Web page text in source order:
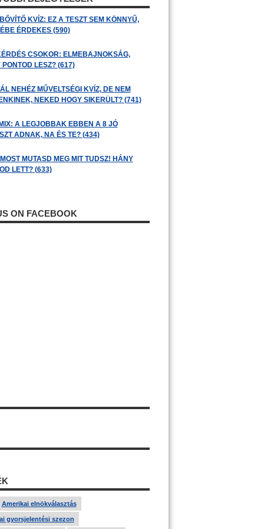
KVÍZ: EZ A TESZT SEM KÖNNYŰ,
ÉRDEKES (590)
CSOKOR: ELMEBAJNOKSÁG,
PONTOD LESZ? (617)
NEHÉZ MŰVELTSÉGI KVÍZ, DE NEM
NEKED HOGY SIKERÜLT? (741)
A LEGJOBBAK EBBEN A 8 JÓ
ADNAK, NA ÉS TE? (434)
MUTASD MEG MIT TUDSZ! HÁNY
LETT? (633)
ON FACEBOOK
Amerikai elnökválasztás
gyorsjelentési szezon